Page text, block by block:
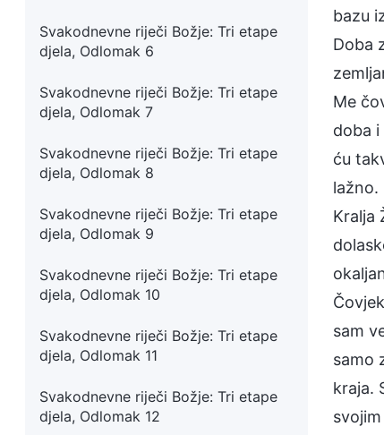
Svakodnevne riječi Božje: Tri etape
djela, Odlomak 6
Svakodnevne riječi Božje: Tri etape
djela, Odlomak 7
Svakodnevne riječi Božje: Tri etape
djela, Odlomak 8
Svakodnevne riječi Božje: Tri etape
djela, Odlomak 9
Svakodnevne riječi Božje: Tri etape
djela, Odlomak 10
Svakodnevne riječi Božje: Tri etape
djela, Odlomak 11
Svakodnevne riječi Božje: Tri etape
djela, Odlomak 12
bazu
Doba
Me
doba i
ću
lažno.
Kralja
sam
samo
kraja.